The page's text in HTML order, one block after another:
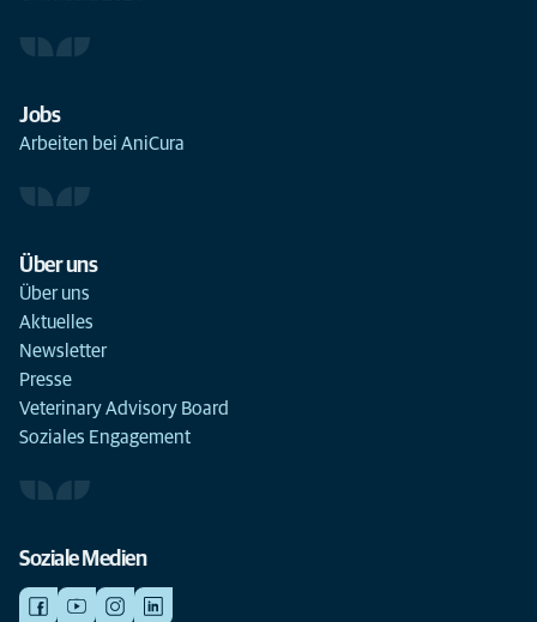
Jobs
Arbeiten bei AniCura
Über uns
Über uns
Aktuelles
Newsletter
Presse
Veterinary Advisory Board
Soziales Engagement
Soziale Medien